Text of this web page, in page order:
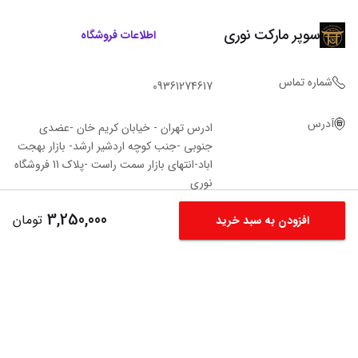
افزودن به سبد خرید 3,250,000 تومان
سوپر مارکت نوری اطلاعات فروشگاه
شماره تماس 09361274617
آدرس
ادرس تهران - خیابان کریم خان -عضدی
جنوبی -جنب کوچه اردشیر ارشد- بازار بهجت
اباد-انتهای بازار سمت راست -پلاک 11 فروشگاه‌
نوری